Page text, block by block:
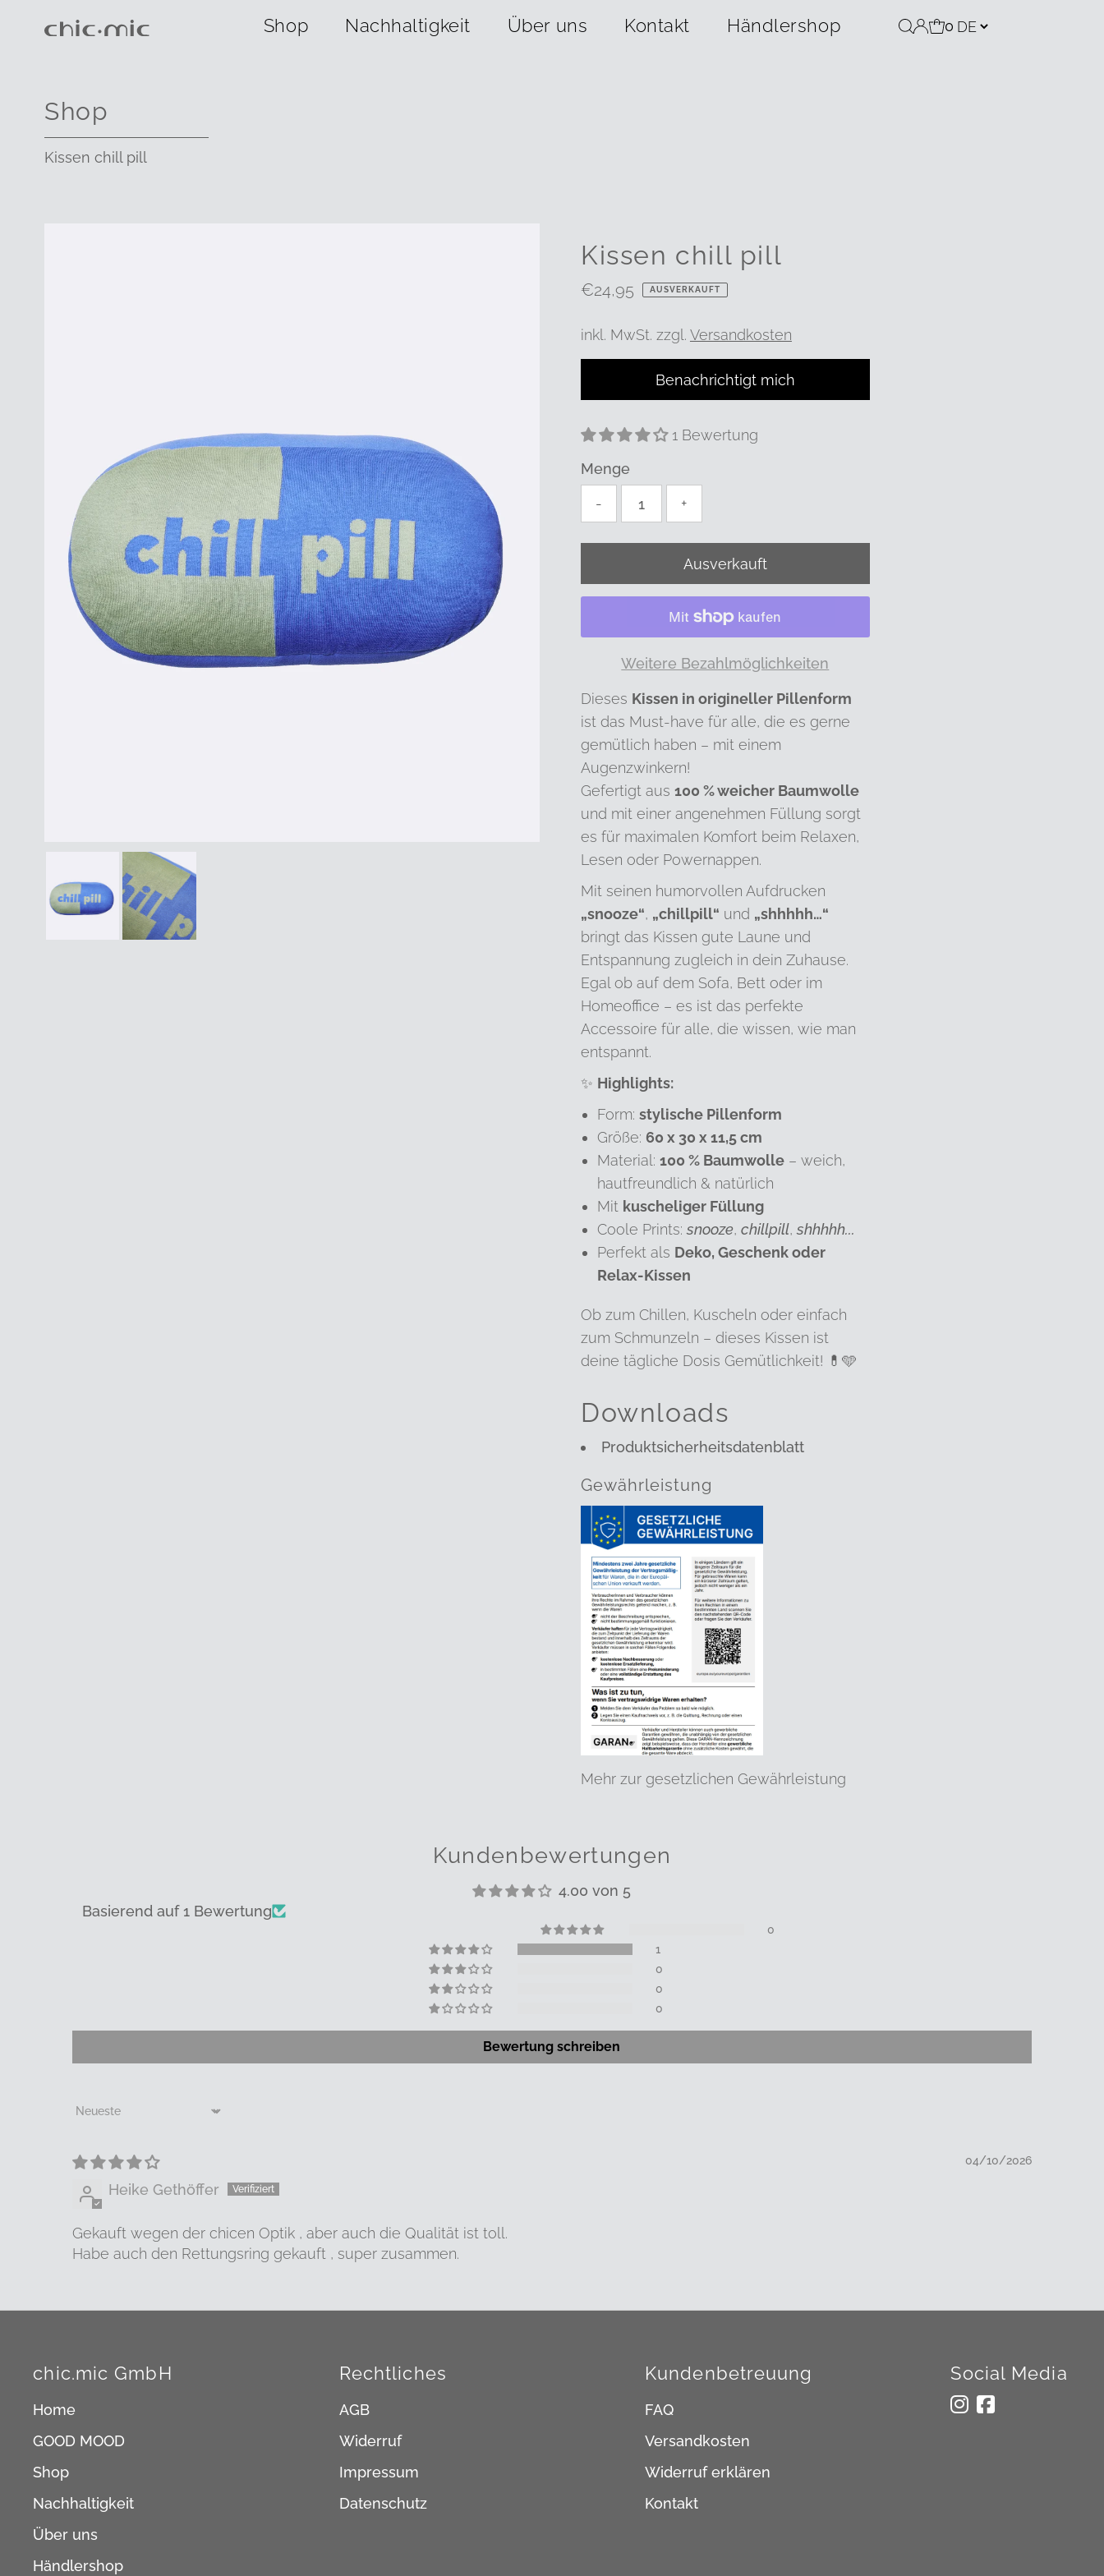
Shop Nachhaltigkeit Über uns Kontakt Händlershop 0
Shop
Kissen chill pill
Kissen chill pill
Regulärer
€24,95 AUSVERKAUFT
inkl. MwSt. zzgl. Versandkosten
Benachrichtigt mich
1 Bewertung
Menge
-
+
Weitere Bezahlmöglichkeiten
Dieses Kissen in origineller Pillenform
ist das Must-have für alle, die es gerne
gemütlich haben – mit einem
Augenzwinkern!
Gefertigt aus 100 % weicher Baumwolle
und mit einer angenehmen Füllung sorgt
es für maximalen Komfort beim Relaxen,
Lesen oder Powernappen.
Mit seinen humorvollen Aufdrucken
„snooze“, „chillpill“ und „shhhhh…“
bringt das Kissen gute Laune und
Entspannung zugleich in dein Zuhause.
Egal ob auf dem Sofa, Bett oder im
Homeoffice – es ist das perfekte
Accessoire für alle, die wissen, wie man
entspannt.
✨ Highlights:
Form: stylische Pillenform
Größe: 60 x 30 x 11,5 cm
Material: 100 % Baumwolle– weich,
hautfreundlich & natürlich
Mit kuscheliger Füllung
Coole Prints:snooze, chillpill,shhhhh...
Perfekt als Deko, Geschenk oder
Relax-Kissen
Ob zum Chillen, Kuscheln oder einfach
zum Schmunzeln – dieses Kissen ist
deine tägliche Dosis Gemütlichkeit! 💊🩵
Downloads
Produktsicherheitsdatenblatt
Gewährleistung
Mehr zur gesetzlichen Gewährleistung
Kundenbewertungen
4.00 von 5
Basierend auf 1 Bewertung
0
1
0
0
0
Bewertung schreiben
Sort by
04/10/2026
Heike Gethöffer
Gekauft wegen der chicen Optik , aber auch die Qualität ist toll.
Habe auch den Rettungsring gekauft , super zusammen.
chic.mic GmbH
Home
GOOD MOOD
Shop
Nachhaltigkeit
Über uns
Händlershop
Rechtliches
AGB
Widerruf
Impressum
Datenschutz
Kundenbetreuung
FAQ
Versandkosten
Widerruf erklären
Kontakt
Social Media